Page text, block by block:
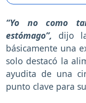
“Yo no como
estómago”, dijo
básicamente una
solo destacó la
ayudita de una
punto clave para